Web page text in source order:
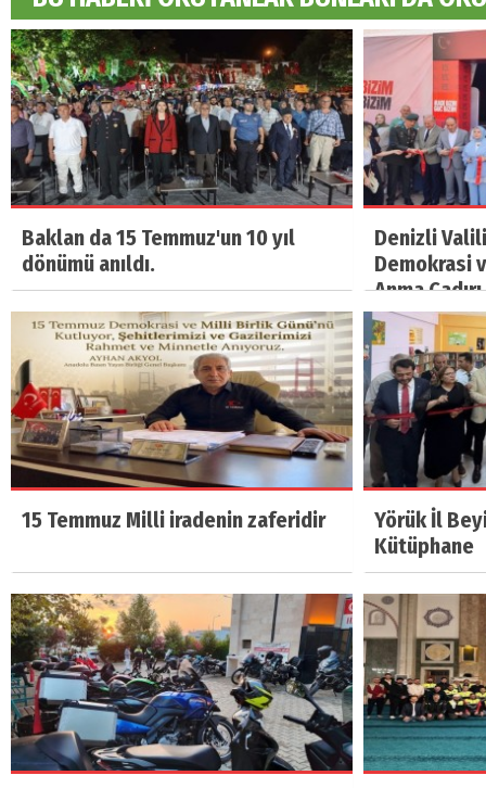
Baklan da 15 Temmuz'un 10 yıl
dönümü anıldı.
Denizli
Demokrasi
Anma
15 Temmuz Milli iradenin zaferidir
Yörük İl
Kütüphane